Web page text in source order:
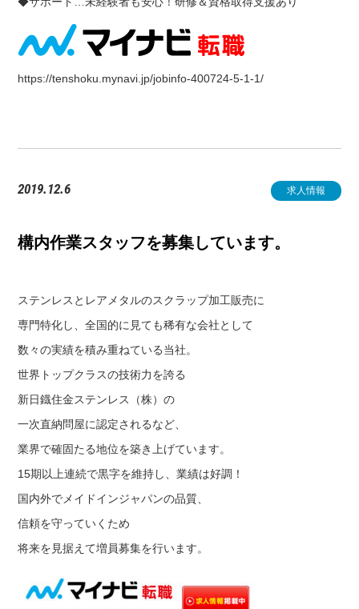
https://tenshoku.mynavi.jp/jobinfo-400724-5-1-1/
求人情報
2019.12.6
構内作業スタッフを募集しています。
ステンレスとレアメタルのスクラップ加工販売に
専門特化し、全国的に見ても稀有な会社として
数々の実績を積み重ねている当社。
世界トップクラスの技術力を誇る
新日鐡住金ステンレス（株）の
一次直納問屋に認定されるなど、
業界で確固たる地位を築き上げています。
15期以上連続で黒字を維持し、業績は好調！
国内外でメイドインジャパンの品質、
信頼を守っていくため
将来を見据えて増員募集を行います。